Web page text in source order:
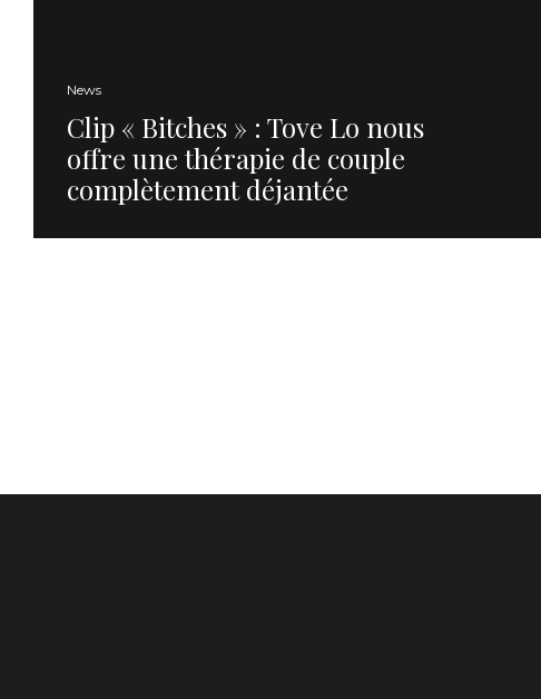
News
Clip « Bitches » : Tove Lo nous
offre une thérapie de couple
complètement déjantée